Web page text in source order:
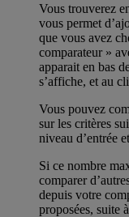
Vous trouverez
vous permet
que vous avez
comparateur »
apparait en bas
s’affiche, et au
Vous pouvez
sur les critères
niveau d’entrée
Si ce nombre
comparer
depuis votre
proposées, suite